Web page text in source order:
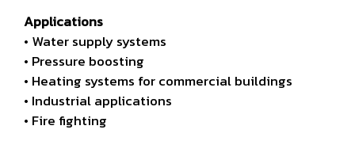
Applications
• Water supply systems
• Pressure boosting
• Heating systems for commercial buildings
• Industrial applications
• Fire fighting